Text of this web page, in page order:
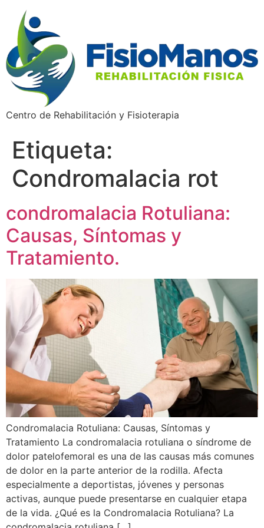
Centro de Rehabilitación y Fisioterapia
Etiqueta:
Condromalacia rot
condromalacia Rotuliana:
Causas, Síntomas y
Tratamiento.
Condromalacia Rotuliana: Causas, Síntomas y
Tratamiento La condromalacia rotuliana o síndrome de
dolor patelofemoral es una de las causas más comunes
de dolor en la parte anterior de la rodilla. Afecta
especialmente a deportistas, jóvenes y personas
activas, aunque puede presentarse en cualquier etapa
de la vida. ¿Qué es la Condromalacia Rotuliana? La